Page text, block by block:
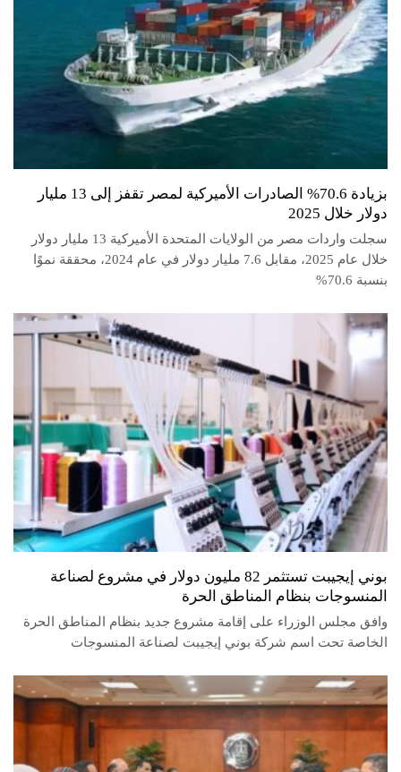
بزيادة 70.6% الصادرات الأميركية لمصر تقفز إلى 13 مليار
دولار خلال 2025
سجلت واردات مصر من الولايات المتحدة الأميركية 13 مليار دولار
خلال عام 2025، مقابل 7.6 مليار دولار في عام 2024، محققة نموًا
بنسبة 70.6%
بوني إيجيبت تستثمر 82 مليون دولار في مشروع لصناعة
المنسوجات بنظام المناطق الحرة
وافق مجلس الوزراء على إقامة مشروع جديد بنظام المناطق الحرة
الخاصة تحت اسم شركة بوني إيجيبت لصناعة المنسوجات